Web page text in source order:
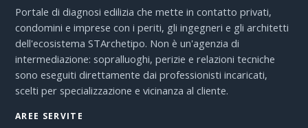
Portale di diagnosi edilizia che mette in contatto privati,
condomini e imprese con i periti, gli ingegneri e gli architetti
dell'ecosistema STArchetipo. Non è un'agenzia di
intermediazione: sopralluoghi, perizie e relazioni tecniche
sono eseguiti direttamente dai professionisti incaricati,
scelti per specializzazione e vicinanza al cliente.
AREE SERVITE